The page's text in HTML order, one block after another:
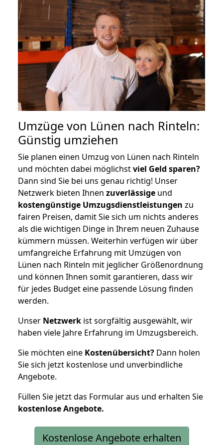
Umzüge von Lünen nach Rinteln:
Günstig umziehen
Sie planen einen Umzug von Lünen nach Rinteln
und möchten dabei möglichstviel Geld sparen?
Dann sind Sie bei uns genau richtig! Unser
Netzwerk bieten Ihnen zuverlässige und
kostengünstige Umzugsdienstleistungen zu
fairen Preisen, damit Sie sich um nichts anderes
als die wichtigen Dinge in Ihrem neuen Zuhause
kümmern müssen. Weiterhin verfügen wir über
umfangreiche Erfahrung mit Umzügen von
Lünen nach Rinteln mit jeglicher Größenordnung
und können Ihnen somit garantieren, dass wir
für jedes Budget eine passende Lösung finden
werden.
Unser Netzwerk ist sorgfältig ausgewählt, wir
haben viele Jahre Erfahrung im Umzugsbereich.
Sie möchten eine Kostenübersicht? Dann holen
Sie sich jetzt kostenlose und unverbindliche
Angebote.
Füllen Sie jetzt das Formular aus und erhalten Sie
kostenloseAngebote.
Kostenlose Angebote erhalten